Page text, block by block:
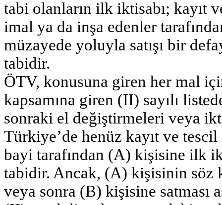
tabi olanların ilk iktisabı; kayıt
imal ya da inşa edenler
müzayede yoluyla satışı bir
tabidir.
ÖTV, konusuna giren her mal
kapsamına giren (II) sayılı
sonraki el değiştirmeleri veya
Türkiye’de henüz kayıt ve
bayi tarafından (A) kişisine ilk
tabidir. Ancak, (A) kişisinin söz
veya sonra (B) kişisine satması